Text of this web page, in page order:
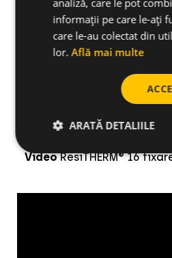
VideoResiTHERM® 16
analiză, care le pot
informații pe care le-ați
care le-au colectat din
lor.Află mai multe
ARATĂ DETALIILE